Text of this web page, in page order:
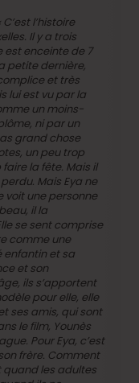
C’est l’histoire
Il y a trois
est enceinte de 7
petite dernière,
et très
lui est vu par la
un moins-
ni par un
grand chose
un peu trop
la fête. Mais il
Mais Eya ne
voit une personne
il la
se sent comprise
comme une
enfantin et sa
et son
ils s’apportent
pour elle, elle
ses amis, qui sont
le film, Younès
Pour Eya, c’est
frère. Comment
quand les adultes